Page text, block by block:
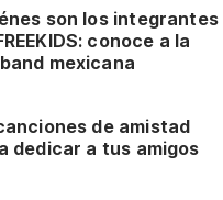
son los integrantes
conoce a la
mexicana
de amistad
dedicar a tus amigos